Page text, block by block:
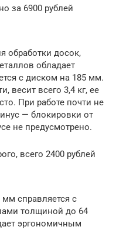
за 6900 рублей
обработки досок,
обладает
с диском на 185 мм.
весит всего 3,4 кг, ее
При работе почти не
— блокировки от
не предусмотрено.
всего 2400 рублей
справляется с
толщиной до 64
эргономичным